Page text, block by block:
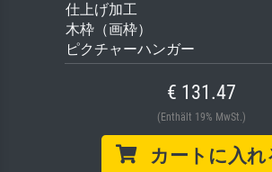
仕上げ加工
木枠（画枠）
ピクチャーハンガー
€ 131.47
(Enthält 19% MwSt.)
カートに入れ